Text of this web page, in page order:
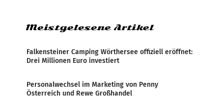
Meistgelesene Artikel
Falkensteiner Camping Wörthersee offiziell eröffnet:
Drei Millionen Euro investiert
Personalwechsel im Marketing von Penny
Österreich und Rewe Großhandel